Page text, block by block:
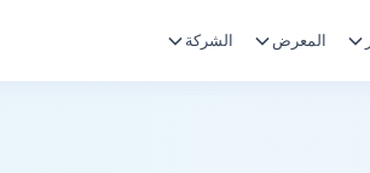
المعرض الشركة